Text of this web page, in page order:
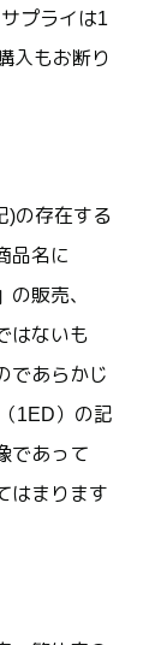
プライは1
入もお断り
)の存在する
品名に
の販売、
はないも
であらかじ
1ED）の記
であって
はまります